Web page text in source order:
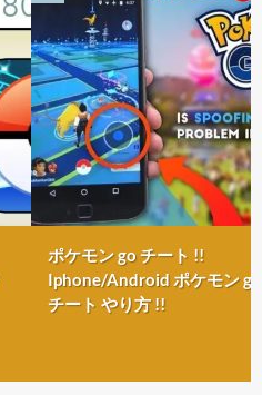
ポケモン go チート !!
Iphone/Android ポケモン go
チート やり方 !!